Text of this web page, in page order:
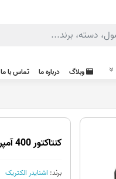
وبلاگ درباره ما تماس با ما
کنتاکتور 400 آمپر 220 ولت AC اشنایدر
برند: اشنایدر الکتریک